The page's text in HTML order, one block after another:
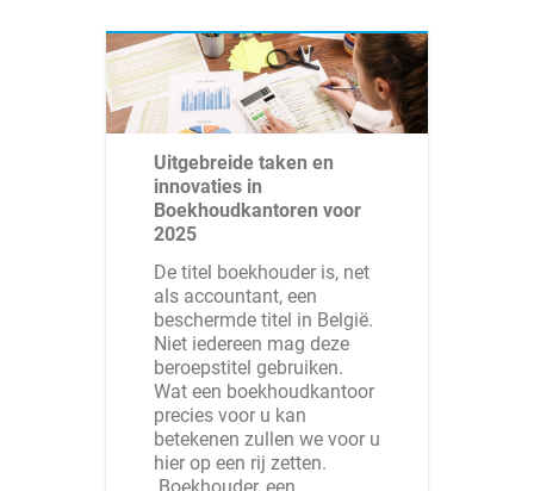
Uitgebreide taken en
innovaties in
Boekhoudkantoren voor
2025
De titel boekhouder is, net
als accountant, een
beschermde titel in België.
Niet iedereen mag deze
beroepstitel gebruiken.
Wat een boekhoudkantoor
precies voor u kan
betekenen zullen we voor u
hier op een rij zetten.